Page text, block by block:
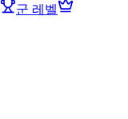
군 레벨